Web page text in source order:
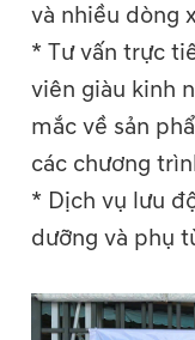
và nhiều dòng
* Tư vấn trực
viên giàu kinh
mắc về sản
các chương
* Dịch vụ lưu
dưỡng và phụ